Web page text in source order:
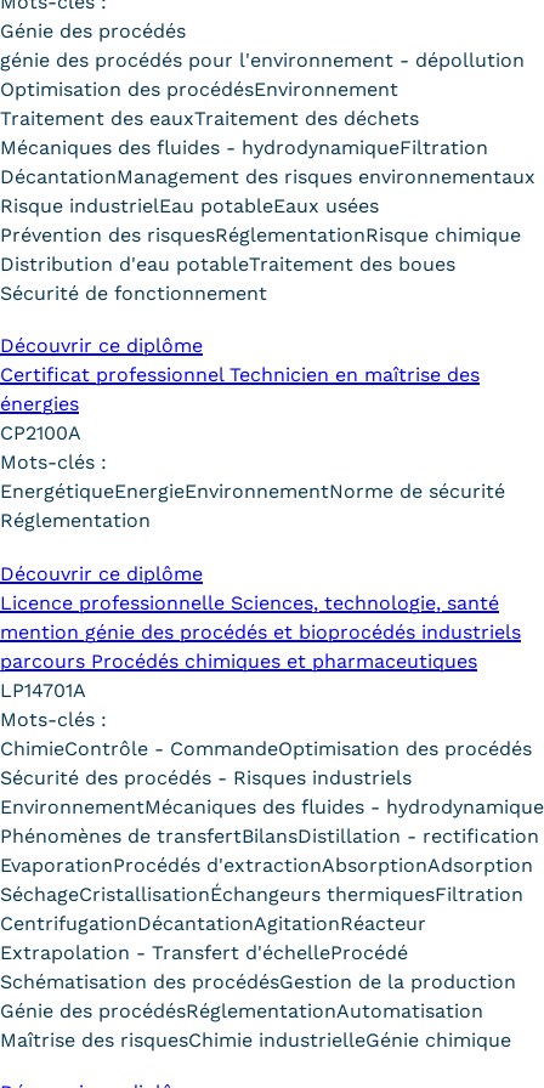
l'Expérience (VAE)
Validation des études
supérieures (VES)
Validation des acquis
professionnels et personnels
(VAPP)
Infos pratiques
Discrimination/égalité/mixité
Témoignages
FAQ
Lexique
Qualiopi
Le Cnam ICSV
Mobilité internationale et
Erasmus
Règlement intérieur
Infos élèves
Modalités d'inscription
Génie des procédés
génie des procédés pour l'environnement - dépollution
Optimisation des procédésEnvironnement
Traitement des eauxTraitement des déchets
Mécaniques des fluides - hydrodynamiqueFiltration
DécantationManagement des risques environnementaux
Risque industrielEau potableEaux usées
Prévention des risquesRéglementationRisque chimique
Distribution d'eau potableTraitement des boues
Sécurité de fonctionnement
Découvrir ce diplôme
Certificat professionnel Technicien en maîtrise des
énergies
CP2100A
Mots-clés :
EnergétiqueEnergieEnvironnementNorme de sécurité
Réglementation
Découvrir ce diplôme
Licence professionnelle Sciences, technologie, santé
mention génie des procédés et bioprocédés industriels
parcours Procédés chimiques et pharmaceutiques
LP14701A
Mots-clés :
ChimieContrôle - CommandeOptimisation des procédés
Sécurité des procédés - Risques industriels
EnvironnementMécaniques des fluides - hydrodynamique
Phénomènes de transfertBilansDistillation - rectification
EvaporationProcédés d'extractionAbsorptionAdsorption
SéchageCristallisationÉchangeurs thermiquesFiltration
CentrifugationDécantationAgitationRéacteur
Extrapolation - Transfert d'échelleProcédé
Schématisation des procédésGestion de la production
Génie des procédésRéglementationAutomatisation
Maîtrise des risquesChimie industrielleGénie chimique